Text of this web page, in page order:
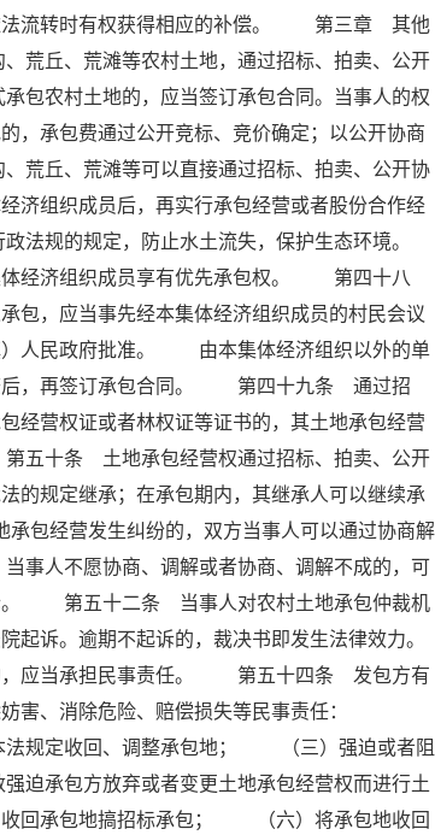
法流转时有权获得相应的补偿。 第三章 其他
丘、荒滩等农村土地，通过招标、拍卖、公开
农村土地的，应当签订承包合同。当事人的权
，承包费通过公开竞标、竞价确定；以公开协商
丘、荒滩等可以直接通过招标、拍卖、公开协
济组织成员后，再实行承包经营或者股份合作经
规的规定，防止水土流失，保护生态环境。
经济组织成员享有优先承包权。 第四十八
包，应当事先经本集体经济组织成员的村民会议
）人民政府批准。 由本集体经济组织以外的单
后，再签订承包合同。 第四十九条 通过招
经营权证或者林权证等证书的，其土地承包经营
五十条 土地承包经营权通过招标、拍卖、公开
的规定继承；在承包期内，其继承人可以继续承
营发生纠纷的，双方当事人可以通过协商解
人不愿协商、调解或者协商、调解不成的，可
。 第五十二条 当事人对农村土地承包仲裁机
起诉。逾期不起诉的，裁决书即发生法律效力。
应当承担民事责任。 第五十四条 发包方有
妨害、消除危险、赔偿损失等民事责任：
法规定收回、调整承包地； （三）强迫或者阻
承包方放弃或者变更土地承包经营权而进行土
回承包地搞招标承包； （六）将承包地收回